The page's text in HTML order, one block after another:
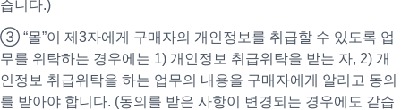
습니다.)
③ “몰”이 제3자에게 구매자의 개인정보를 취급할 수 있도록 업
무를 위탁하는 경우에는 1) 개인정보 취급위탁을 받는 자, 2) 개
인정보 취급위탁을 하는 업무의 내용을 구매자에게 알리고 동의
를 받아야 합니다. (동의를 받은 사항이 변경되는 경우에도 같습